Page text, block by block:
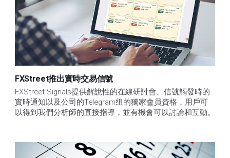
FXStreet推出實時交易信號
FXStreet Signals提供解說性的在線研討會、信號觸發時的
實時通知以及公司的Telegram组的獨家會員資格，用戶可
以得到我們分析師的直接指導，並有機會可以討論和互動。